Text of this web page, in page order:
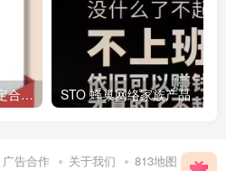
盛玩旗下搬砖手游 长期稳定合作，副业日赚百米
广告合作 关于我们 813地图